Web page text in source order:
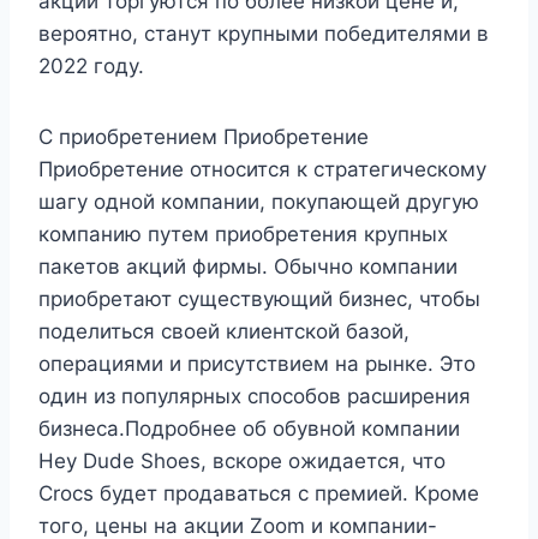
вероятно, станут крупными победителями в
2022 году.
С приобретением Приобретение
Приобретение относится к стратегическому
шагу одной компании, покупающей другую
компанию путем приобретения крупных
пакетов акций фирмы. Обычно компании
приобретают существующий бизнес, чтобы
поделиться своей клиентской базой,
операциями и присутствием на рынке. Это
один из популярных способов расширения
бизнеса.Подробнее об обувной компании
Hey Dude Shoes, вскоре ожидается, что
Crocs будет продаваться с премией. Кроме
того, цены на акции Zoom и компании-